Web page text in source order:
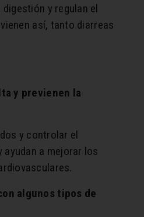
y regulan el
así, tanto diarreas
y previenen la
y controlar el
a mejorar los
algunos tipos de